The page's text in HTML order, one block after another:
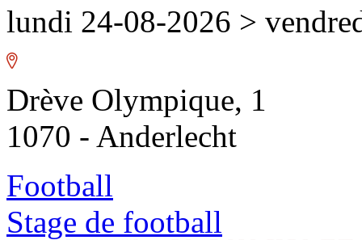
lundi 24-08-2026 >
Drève Olympique, 1
1070 - Anderlecht
Football
Stage de football